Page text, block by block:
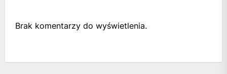
Brak komentarzy do wyświetlenia.